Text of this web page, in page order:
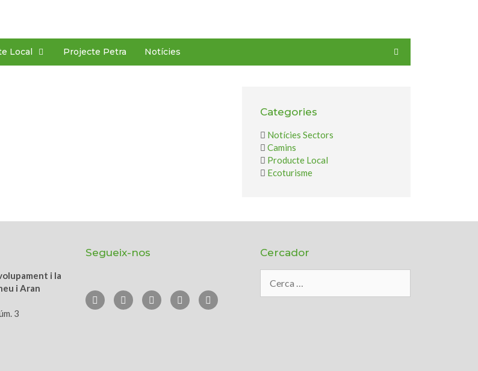
Local Projecte Petra Notícies
Categories
Notícies Sectors
Camins
Producte Local
Ecoturisme
i la
i Aran
3
Segueix-nos Cercador